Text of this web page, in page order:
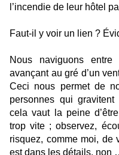
l’incendie de leur hôtel
Faut-il y voir un lien ?
Nous naviguons
avançant au gré d’un
Ceci nous permet de
personnes qui
cela vaut la peine
trop vite ; observez,
risquez, comme moi, de
est dans les détails, non